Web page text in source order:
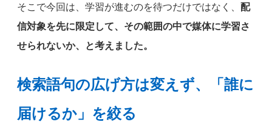
そこで今回は、学習が進むのを待つだけではなく、 配
信対象を先に限定して、その範囲の中で媒体に学習さ
せられないか、と考えました。
検索語句の広げ方は変えず、「誰に
届けるか」を絞る